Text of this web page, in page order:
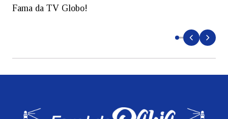
Fama da TV Globo!